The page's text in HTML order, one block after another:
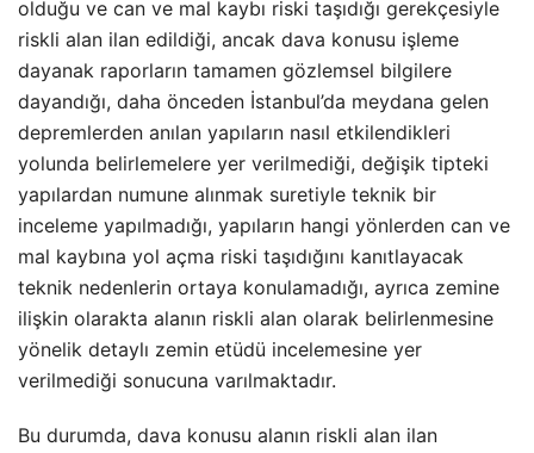
olduğu ve can ve mal kaybı riski taşıdığı gerekçesiyle
riskli alan ilan edildiği, ancak dava konusu işleme
dayanak raporların tamamen gözlemsel bilgilere
dayandığı, daha önceden İstanbul’da meydana gelen
depremlerden anılan yapıların nasıl etkilendikleri
yolunda belirlemelere yer verilmediği, değişik tipteki
yapılardan numune alınmak suretiyle teknik bir
inceleme yapılmadığı, yapıların hangi yönlerden can ve
mal kaybına yol açma riski taşıdığını kanıtlayacak
teknik nedenlerin ortaya konulamadığı, ayrıca zemine
ilişkin olarakta alanın riskli alan olarak belirlenmesine
yönelik detaylı zemin etüdü incelemesine yer
verilmediği sonucuna varılmaktadır.
Bu durumda, dava konusu alanın riskli alan ilan